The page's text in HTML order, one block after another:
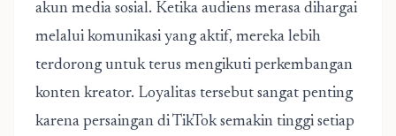
akun media sosial. Ketika audiens merasa dihargai
melalui komunikasi yang aktif, mereka lebih
terdorong untuk terus mengikuti perkembangan
konten kreator. Loyalitas tersebut sangat penting
karena persaingan di TikTok semakin tinggi setiap